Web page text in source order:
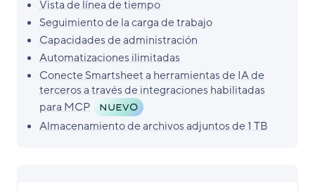
Vista de línea de tiempo
Seguimiento de la carga de trabajo
Capacidades de administración
Automatizaciones ilimitadas
Conecte Smartsheet a herramientas de IA de
terceros a través de integraciones habilitadas
para MCP
NUEVO
Almacenamiento de archivos adjuntos de 1 TB